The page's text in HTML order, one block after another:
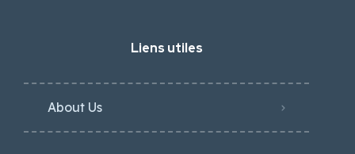
Liens utiles
About Us